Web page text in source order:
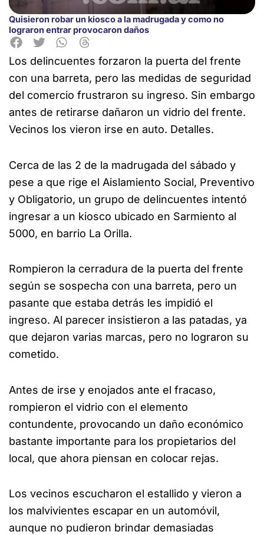
Quisieron robar un kiosco a la madrugada y como no
lograron entrar provocaron daños
Los delincuentes forzaron la puerta del frente
con una barreta, pero las medidas de seguridad
del comercio frustraron su ingreso. Sin embargo
antes de retirarse dañaron un vidrio del frente.
Vecinos los vieron irse en auto. Detalles.
Cerca de las 2 de la madrugada del sábado y
pese a que rige el Aislamiento Social, Preventivo
y Obligatorio, un grupo de delincuentes intentó
ingresar a un kiosco ubicado en Sarmiento al
5000, en barrio La Orilla.
Rompieron la cerradura de la puerta del frente
según se sospecha con una barreta, pero un
pasante que estaba detrás les impidió el
ingreso. Al parecer insistieron a las patadas, ya
que dejaron varias marcas, pero no lograron su
cometido.
Antes de irse y enojados ante el fracaso,
rompieron el vidrio con el elemento
contundente, provocando un daño económico
bastante importante para los propietarios del
local, que ahora piensan en colocar rejas.
Los vecinos escucharon el estallido y vieron a
los malvivientes escapar en un automóvil,
aunque no pudieron brindar demasiadas